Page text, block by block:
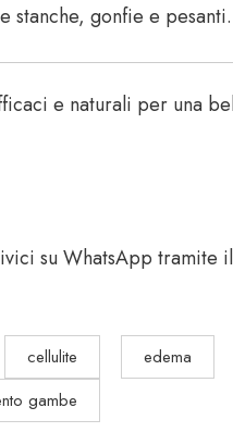
stanche, gonfie e pesanti.
e naturali per una
su WhatsApp tramite
cellulite
edema
gambe